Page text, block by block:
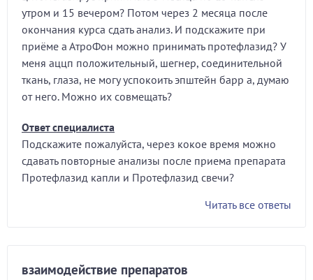
утром и 15 вечером? Потом через 2 месяца после
окончания курса сдать анализ. И подскажите при
приёме а АтроФон можно принимать протефлазид? У
меня аццп положительный, шегнер, соединительной
ткань, глаза, не могу успокоить эпштейн барр а, думаю
от него. Можно их совмещать?
Ответ специалиста
Подскажите пожалуйста, через кокое время можно
сдавать повторные анализы после приема препарата
Протефлазид капли и Протефлазид свечи?
Читать все ответы
взаимодействие препаратов